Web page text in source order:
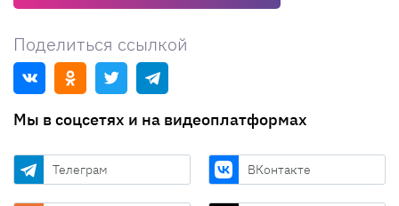
Поделиться ссылкой
Мы в соцсетях и на видеоплатформах
Телеграм ВКонтакте